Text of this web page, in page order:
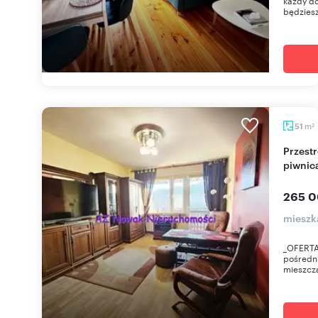
51 m2
Przestronne 2-pokojowe mieszkanie z balkonem i
265